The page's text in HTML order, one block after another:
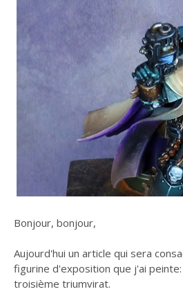
Bonjour, bonjour,
Aujourd'hui un article qui sera
figurine d'exposition que j'ai
troisième triumvirat.